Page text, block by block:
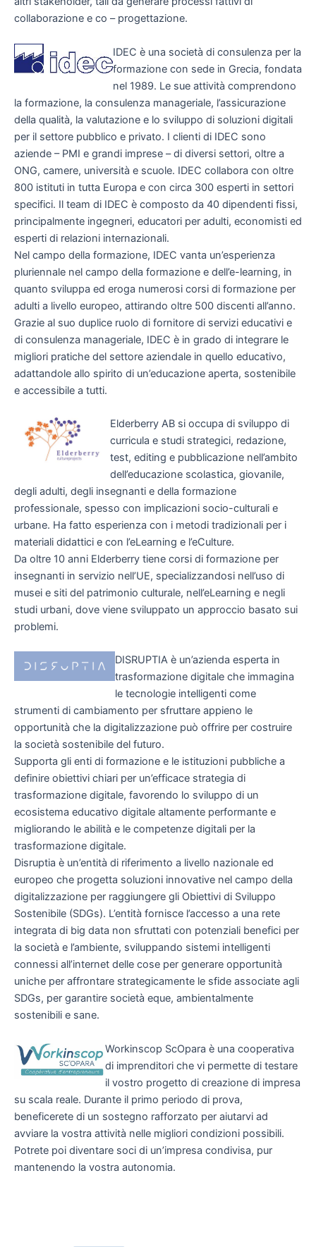
collaborazione e co – progettazione.
IDEC è una società di consulenza per la
formazione con sede in Grecia, fondata
nel 1989. Le sue attività comprendono
la formazione, la consulenza manageriale, l’assicurazione
della qualità, la valutazione e lo sviluppo di soluzioni digitali
per il settore pubblico e privato. I clienti di IDEC sono
aziende – PMI e grandi imprese – di diversi settori, oltre a
ONG, camere, università e scuole. IDEC collabora con oltre
800 istituti in tutta Europa e con circa 300 esperti in settori
specifici. Il team di IDEC è composto da 40 dipendenti fissi,
principalmente ingegneri, educatori per adulti, economisti ed
esperti di relazioni internazionali.
Nel campo della formazione, IDEC vanta un’esperienza
pluriennale nel campo della formazione e dell’e-learning, in
quanto sviluppa ed eroga numerosi corsi di formazione per
adulti a livello europeo, attirando oltre 500 discenti all’anno.
Grazie al suo duplice ruolo di fornitore di servizi educativi e
di consulenza manageriale, IDEC è in grado di integrare le
migliori pratiche del settore aziendale in quello educativo,
adattandole allo spirito di un’educazione aperta, sostenibile
e accessibile a tutti.
Elderberry AB si occupa di sviluppo di
curricula e studi strategici, redazione,
test, editing e pubblicazione nell’ambito
dell’educazione scolastica, giovanile,
degli adulti, degli insegnanti e della formazione
professionale, spesso con implicazioni socio-culturali e
urbane. Ha fatto esperienza con i metodi tradizionali per i
materiali didattici e con l’eLearning e l’eCulture.
Da oltre 10 anni Elderberry tiene corsi di formazione per
insegnanti in servizio nell’UE, specializzandosi nell’uso di
musei e siti del patrimonio culturale, nell’eLearning e negli
studi urbani, dove viene sviluppato un approccio basato sui
problemi.
DISRUPTIA è un’azienda esperta in
trasformazione digitale che immagina
le tecnologie intelligenti come
strumenti di cambiamento per sfruttare appieno le
opportunità che la digitalizzazione può offrire per costruire
la società sostenibile del futuro.
Supporta gli enti di formazione e le istituzioni pubbliche a
definire obiettivi chiari per un’efficace strategia di
trasformazione digitale, favorendo lo sviluppo di un
ecosistema educativo digitale altamente performante e
migliorando le abilità e le competenze digitali per la
trasformazione digitale.
Disruptia è un’entità di riferimento a livello nazionale ed
europeo che progetta soluzioni innovative nel campo della
digitalizzazione per raggiungere gli Obiettivi di Sviluppo
Sostenibile (SDGs). L’entità fornisce l’accesso a una rete
integrata di big data non sfruttati con potenziali benefici per
la società e l’ambiente, sviluppando sistemi intelligenti
connessi all’internet delle cose per generare opportunità
uniche per affrontare strategicamente le sfide associate agli
SDGs, per garantire società eque, ambientalmente
sostenibili e sane.
Workinscop ScOpara è una cooperativa
di imprenditori che vi permette di testare
il vostro progetto di creazione di impresa
su scala reale. Durante il primo periodo di prova,
beneficerete di un sostegno rafforzato per aiutarvi ad
avviare la vostra attività nelle migliori condizioni possibili.
Potrete poi diventare soci di un’impresa condivisa, pur
mantenendo la vostra autonomia.